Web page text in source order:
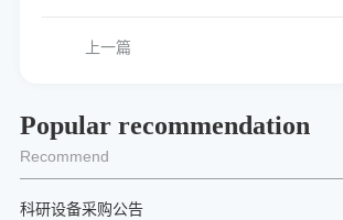
上一篇
Popular recommendation
Recommend
科研设备采购公告